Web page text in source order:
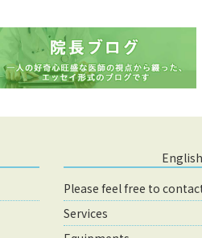
Please feel free to
Services